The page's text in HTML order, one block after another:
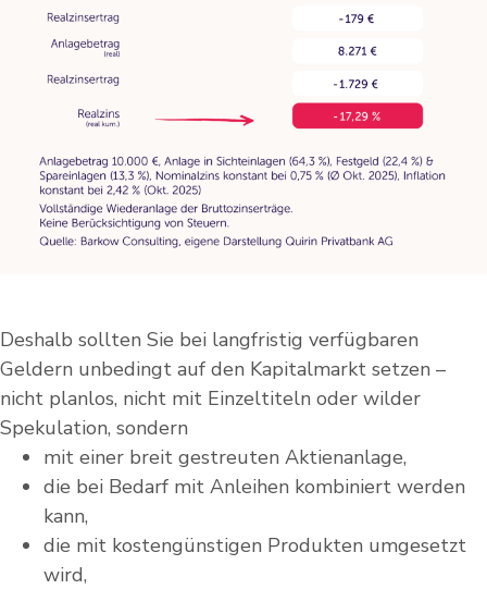
Deshalb sollten Sie bei langfristig verfügbaren
Geldern unbedingt auf den Kapitalmarkt setzen –
nicht planlos, nicht mit Einzeltiteln oder wilder
Spekulation, sondern
mit einer breit gestreuten Aktienanlage,
die bei Bedarf mit Anleihen kombiniert werden
kann,
die mit kostengünstigen Produkten umgesetzt
wird,